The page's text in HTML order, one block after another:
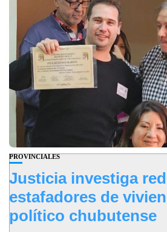
PROVINCIALES
Justicia investiga
estafadores de
político chubutense